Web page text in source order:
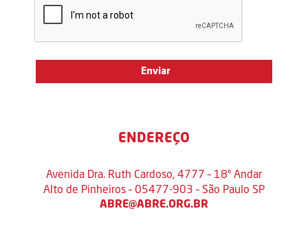
ENDEREÇO
Avenida Dra. Ruth Cardoso, 4777 – 18º Andar
Alto de Pinheiros – 05477-903 – São Paulo SP
ABRE@ABRE.ORG.BR